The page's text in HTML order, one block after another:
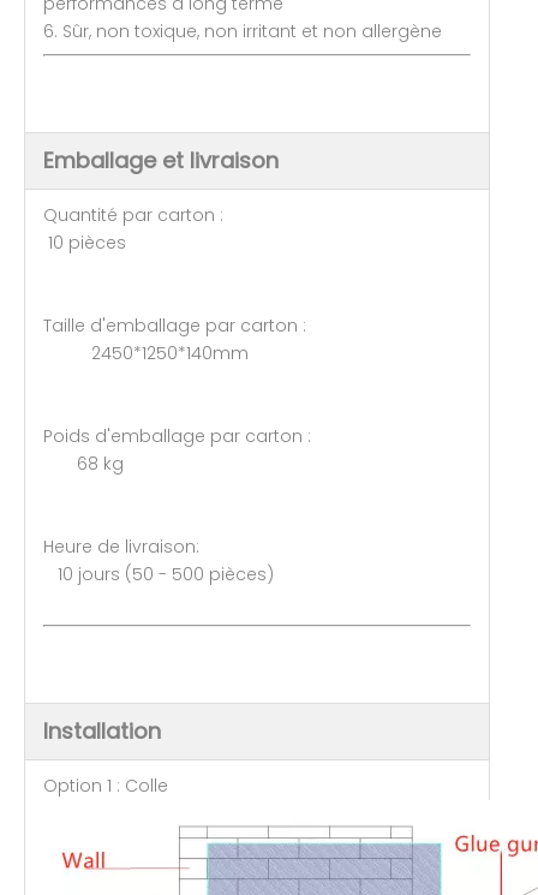
6. Sûr, non toxique, non irritant et non allergène
Emballage et livraison
Quantité par carton :
10 pièces
Taille d'emballage par carton :
2450*1250*140mm
Poids d'emballage par carton :
68 kg
Heure de livraison:
10 jours (50 - 500 pièces)
Installation
Option 1 : Colle